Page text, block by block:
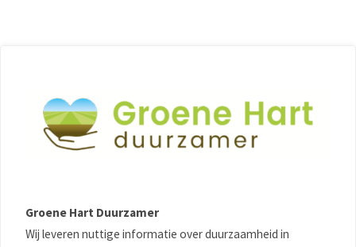
Groene Hart Duurzamer
Wij leveren nuttige informatie over duurzaamheid in